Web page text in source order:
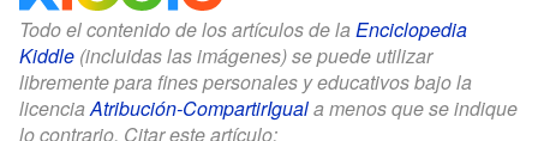
Todo el contenido de los artículos de la Enciclopedia
Kiddle (incluidas las imágenes) se puede utilizar
libremente para fines personales y educativos bajo la
licenciaAtribución-CompartirIguala menos que se indique
lo contrario. Citar este artículo: